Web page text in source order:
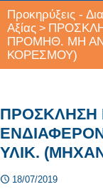
Προκηρύξεις -
Αξίας >
ΠΡΟΜΗΘ. ΜΗ
ΚΟΡΕΣΜΟΥ)
ΠΡΟΣΚΛΗΣΗ
ΥΛΙΚ.
18/07/2019